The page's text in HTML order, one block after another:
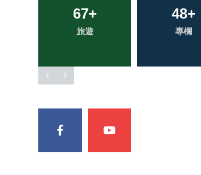
67+
旅遊
48+
專欄
21+
頭條
27+
宗教